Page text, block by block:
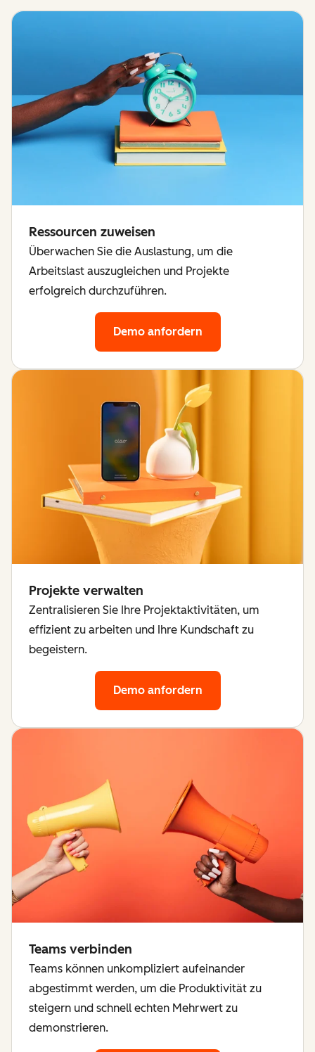
Ressourcen zuweisen
Überwachen Sie die Auslastung, um die
Arbeitslast auszugleichen und Projekte
erfolgreich durchzuführen.
Demo anfordern
Projekte verwalten
Zentralisieren Sie Ihre Projektaktivitäten, um
effizient zu arbeiten und Ihre Kundschaft zu
begeistern.
Demo anfordern
Teams verbinden
Teams können unkompliziert aufeinander
abgestimmt werden, um die Produktivität zu
steigern und schnell echten Mehrwert zu
demonstrieren.